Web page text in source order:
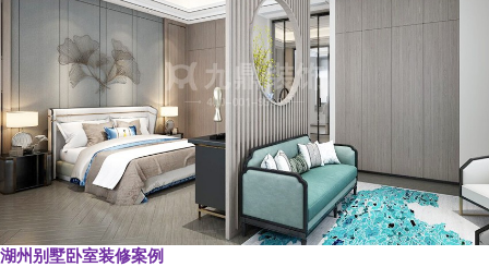
湖州别墅卧室装修案例